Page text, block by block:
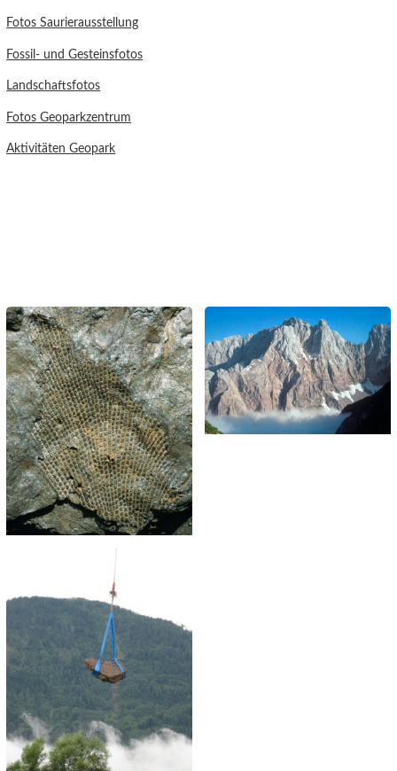
Fotos Saurierausstellung
Fossil- und Gesteinsfotos
Landschaftsfotos
Fotos Geoparkzentrum
Aktivitäten Geopark